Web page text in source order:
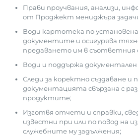
Прави проучвания, анализи,
от Проджект мениджъра
Води картотека по
документите и осигурява
предаването им в съответния
Води и поддържа документален
Следи за коректно създаване и
документацията свързана с
продуктите;
Изготвя отчети и справки,
известни при или по повод на
служебните му задължения;